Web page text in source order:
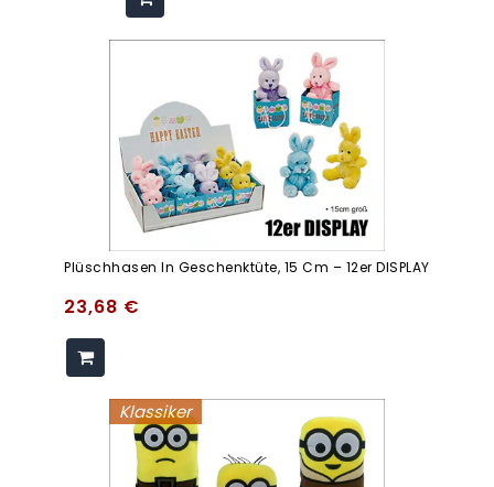
Plüschhasen In Geschenktüte, 15 Cm – 12er DISPLAY
23,68 €
Klassiker